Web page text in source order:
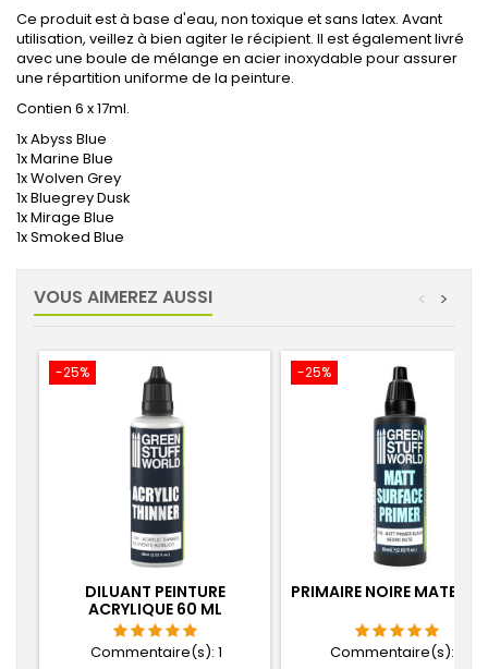
Ce produit est à base d'eau, non toxique et sans latex. Avant
utilisation, veillez à bien agiter le récipient. Il est également livré
avec une boule de mélange en acier inoxydable pour assurer
une répartition uniforme de la peinture.
Contien 6 x 17ml.
1x Abyss Blue
1x Marine Blue
1x Wolven Grey
1x Bluegrey Dusk
1x Mirage Blue
1x Smoked Blue
VOUS AIMEREZ AUSSI >
<
-25%
DILUANT PEINTURE
ACRYLIQUE 60 ML
Commentaire(s): 1
-25%
PRIMAIRE NOIRE MATE
Commentaire(s):